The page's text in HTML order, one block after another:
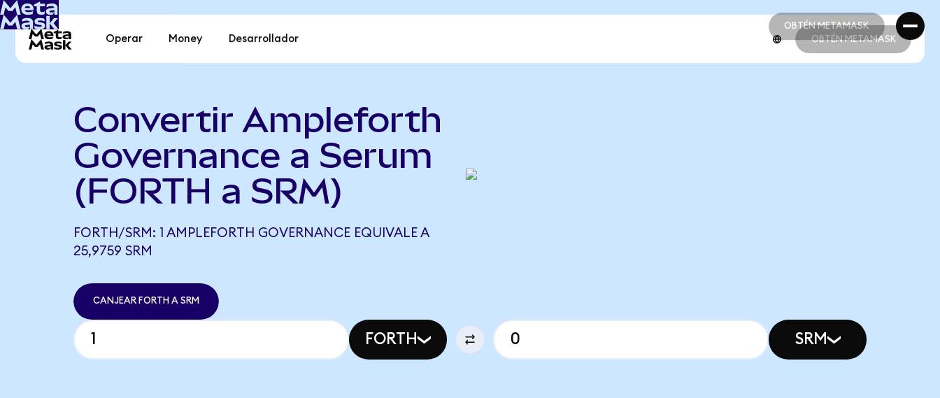
OBTÉN METAMASK
OBTÉN METAMASK
Operar Money Desarrollador OBTÉN METAMASK
Convertir Ampleforth
Governance a Serum
(FORTH a SRM)
FORTH/SRM: 1 AMPLEFORTH GOVERNANCE EQUIVALE A
25,9759 SRM
CANJEAR FORTH A SRM
FORTH SRM